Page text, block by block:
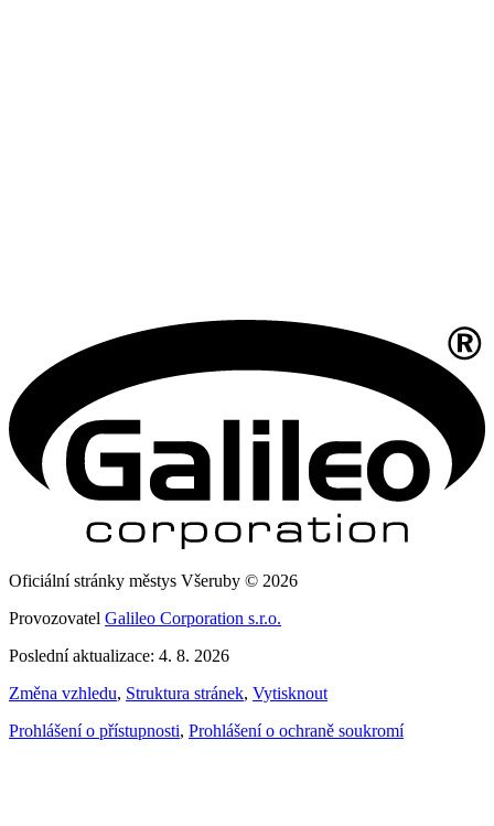
Oficiální stránky městys Všeruby © 2026
Provozovatel Galileo Corporation s.r.o.
Poslední aktualizace: 4. 8. 2026
Změna vzhledu, Struktura stránek, Vytisknout
Prohlášení o přístupnosti, Prohlášení o ochraně soukromí